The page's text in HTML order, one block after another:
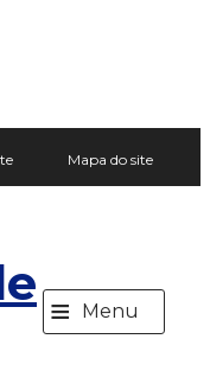
Mapa do site
≡ Menu